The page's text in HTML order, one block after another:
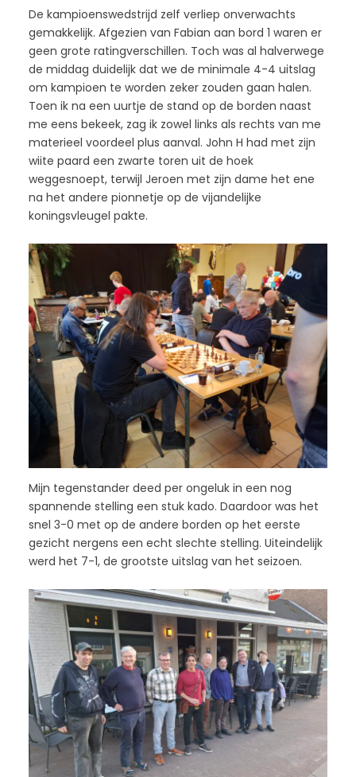
De kampioenswedstrijd zelf verliep onverwachts
gemakkelijk. Afgezien van Fabian aan bord 1 waren er
geen grote ratingverschillen. Toch was al halverwege
de middag duidelijk dat we de minimale 4-4 uitslag
om kampioen te worden zeker zouden gaan halen.
Toen ik na een uurtje de stand op de borden naast
me eens bekeek, zag ik zowel links als rechts van me
materieel voordeel plus aanval. John H had met zijn
wiite paard een zwarte toren uit de hoek
weggesnoept, terwijl Jeroen met zijn dame het ene
na het andere pionnetje op de vijandelijke
koningsvleugel pakte.
Mijn tegenstander deed per ongeluk in een nog
spannende stelling een stuk kado. Daardoor was het
snel 3-0 met op de andere borden op het eerste
gezicht nergens een echt slechte stelling. Uiteindelijk
werd het 7-1, de grootste uitslag van het seizoen.